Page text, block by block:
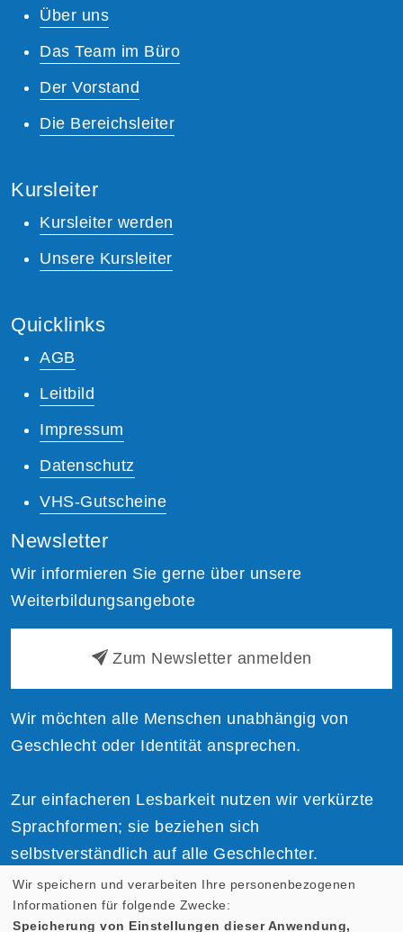
Über uns
Das Team im Büro
Der Vorstand
Die Bereichsleiter
Kursleiter
Kursleiter werden
Unsere Kursleiter
Quicklinks
AGB
Leitbild
Impressum
Datenschutz
VHS-Gutscheine
Newsletter
Wir informieren Sie gerne über unsere
Weiterbildungsangebote
Zum Newsletter anmelden
Wir möchten alle Menschen unabhängig von
Geschlecht oder Identität ansprechen.
Zur einfacheren Lesbarkeit nutzen wir verkürzte
Sprachformen; sie beziehen sich
selbstverständlich auf alle Geschlechter.
Wir speichern und verarbeiten Ihre personenbezogenen
Informationen für folgende Zwecke:
Speicherung von Einstellungen dieser Anwendung,